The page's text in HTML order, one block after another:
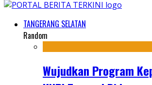
TANGERANG SELATAN
Random
Wujudkan Program